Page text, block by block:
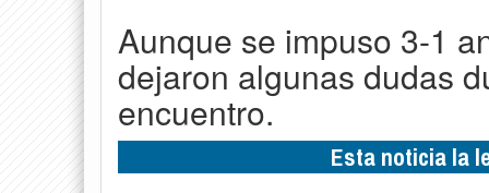
Aunque se impuso 3-1
dejaron algunas dudas
encuentro.
Esta noticia la